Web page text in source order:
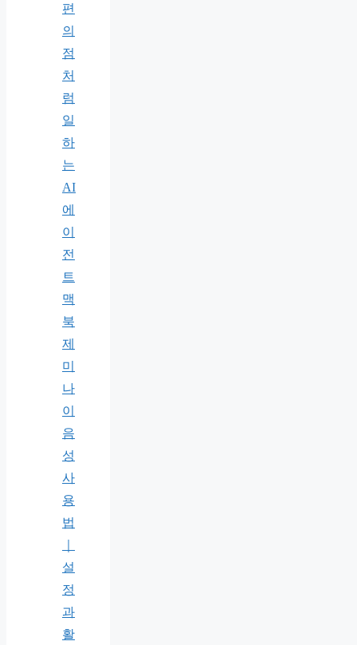
편
의
점
처
럼
일
하
는
AI
에
이
전
트
맥
북
제
미
나
이
음
성
사
용
법
설
정
과
활